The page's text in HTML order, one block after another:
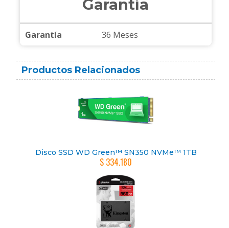
Garantía
Garantía 36 Meses
Productos Relacionados
Disco SSD WD Green™ SN350 NVMe™ 1TB
$ 334.180